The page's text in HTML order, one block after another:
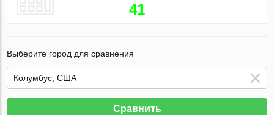
41
Выберите город для сравнения
Сравнить